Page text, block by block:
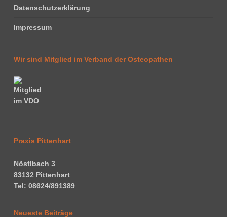
Datenschutzerklärung
Impressum
Wir sind Mitglied im Verband der Osteopathen
Praxis Pittenhart
Nöstlbach 3
83132 Pittenhart
Tel: 08624/891389
Neueste Beiträge